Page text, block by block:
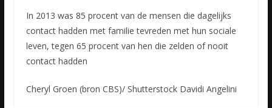
In 2013 was 85 procent van de mensen die dagelijks
contact hadden met familie tevreden met hun sociale
leven, tegen 65 procent van hen die zelden of nooit
contact hadden
Cheryl Groen (bron CBS)/ Shutterstock Davidi Angelini